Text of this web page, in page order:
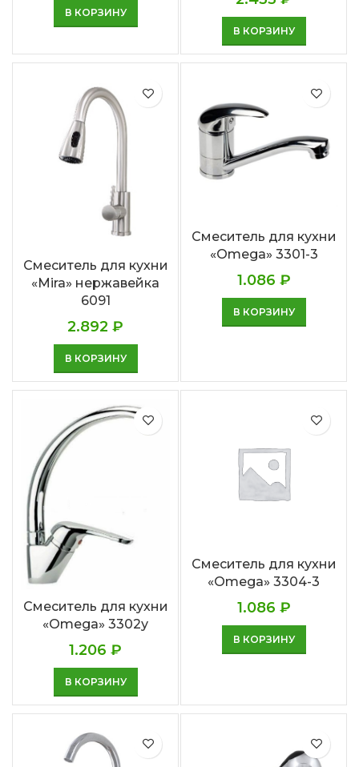
В КОРЗИНУ
В КОРЗИНУ
Смеситель для кухни
«Mira» нержавейка
6091
2.892 ₽
В КОРЗИНУ
Смеситель для кухни
«Omega» 3301-3
1.086 ₽
В КОРЗИНУ
Смеситель для кухни
«Omega» 3302у
1.206 ₽
В КОРЗИНУ
Смеситель для кухни
«Omega» 3304-3
1.086 ₽
В КОРЗИНУ